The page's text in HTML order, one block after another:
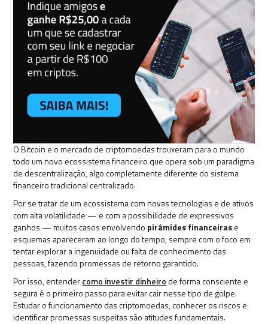
O Bitcoin e o mercado de criptomoedas trouxeram para o mundo
todo um novo ecossistema financeiro que opera sob um paradigma
de descentralização, algo completamente diferente do sistema
financeiro tradicional centralizado.
Por se tratar de um ecossistema com novas tecnologias e de ativos
com alta volatilidade — e com a possibilidade de expressivos
ganhos — muitos casos envolvendo pirâmidesfinanceirase
esquemas apareceram ao longo do tempo, sempre com o foco em
tentar explorar a ingenuidade ou falta de conhecimento das
pessoas, fazendo promessas de retorno garantido.
Por isso, entendercomo investir dinheirode forma consciente e
segura é o primeiro passo para evitar cair nesse tipo de golpe.
Estudar o funcionamento das criptomoedas, conhecer os riscos e
identificar promessas suspeitas são atitudes fundamentais.